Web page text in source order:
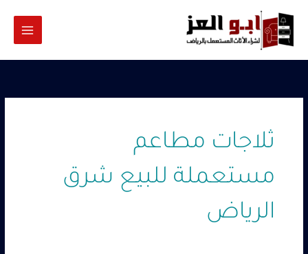
المحتوى
ثلاجات مطاعم
مستعملة للبيع شرق
الرياض